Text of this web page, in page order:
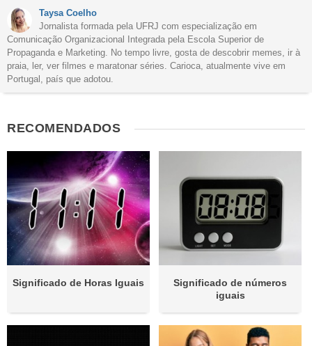
Outro
Taysa Coelho
Jornalista formada pela UFRJ com especialização em
Comunicação Organizacional Integrada pela Escola Superior de
Propaganda e Marketing. No tempo livre, gosta de descobrir memes, ir à
praia, ler, ver filmes e maratonar séries. Carioca, atualmente vive em
Portugal, país que adotou.
RECOMENDADOS
Significado de Horas Iguais
Significado de números
iguais